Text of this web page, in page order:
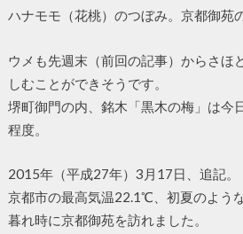
ハナモモ（花桃）のつぼみ。京都御苑
ウメも先週末（前回の記事）からさほ
しむことができそうです。
堺町御門の内、銘木「黒木の梅」は今
程度。
2015年（平成27年）3月17日、追記。
京都市の最高気温22.1℃、初夏のよう
暮れ時に京都御苑を訪れました。